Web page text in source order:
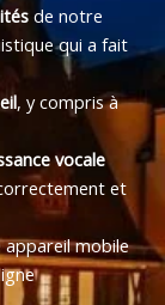
de notre
qui a fait
, y compris à
vocale
et
mobile